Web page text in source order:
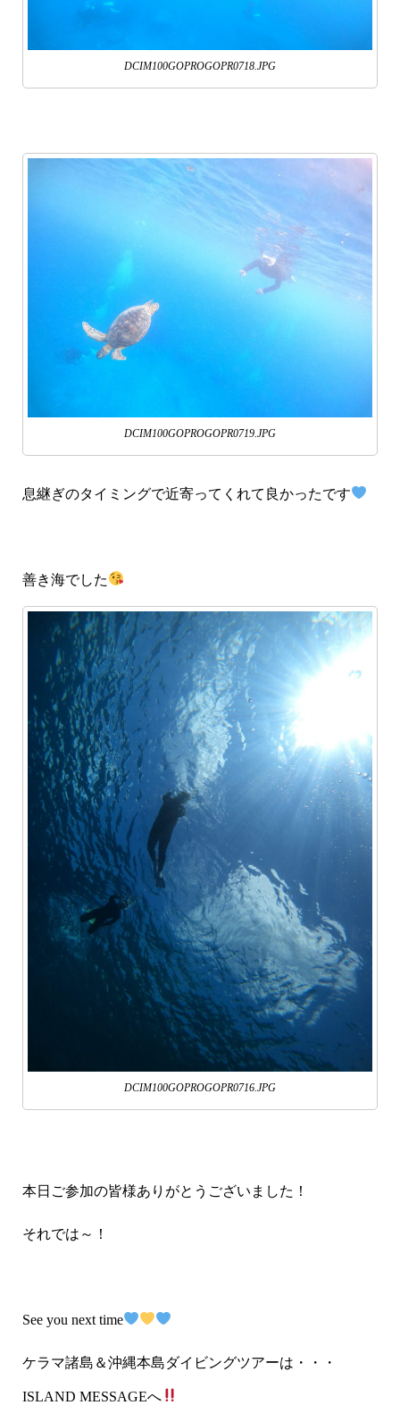
DCIM100GOPROGOPR0718.JPG
DCIM100GOPROGOPR0719.JPG
息継ぎのタイミングで近寄ってくれて良かったです
善き海でした
DCIM100GOPROGOPR0716.JPG
本日ご参加の皆様ありがとうございました！
それでは～！
See you next time
ケラマ諸島＆沖縄本島ダイビングツアーは・・・
ISLAND MESSAGEへ